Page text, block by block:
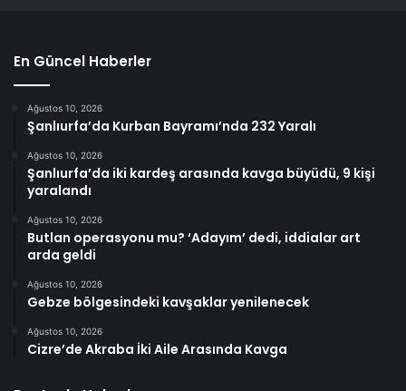
En Güncel Haberler
Ağustos 10, 2026
Şanlıurfa’da Kurban Bayramı’nda 232 Yaralı
Ağustos 10, 2026
Şanlıurfa’da iki kardeş arasında kavga büyüdü, 9 kişi
yaralandı
Ağustos 10, 2026
Butlan operasyonu mu? ‘Adayım’ dedi, iddialar art
arda geldi
Ağustos 10, 2026
Gebze bölgesindeki kavşaklar yenilenecek
Ağustos 10, 2026
Cizre’de Akraba İki Aile Arasında Kavga